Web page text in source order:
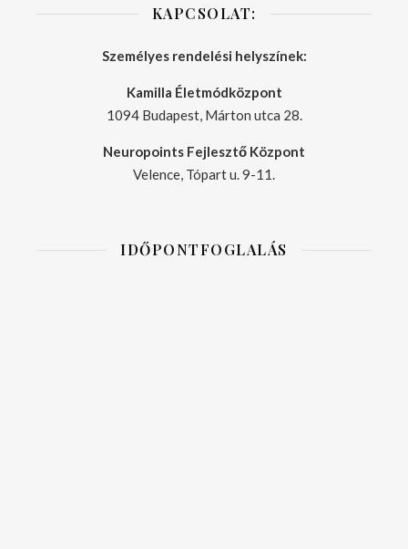
KAPCSOLAT:
Személyes rendelési helyszínek:
Kamilla Életmódközpont
1094 Budapest, Márton utca 28.
Neuropoints Fejlesztő Központ
Velence, Tópart u. 9-11.
IDŐPONTFOGLALÁS